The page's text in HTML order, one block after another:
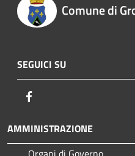
Comune di
SEGUICI SU
AMMINISTRAZIONE